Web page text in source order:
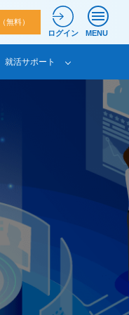
無料）
ログイン
MENU
就活サポート